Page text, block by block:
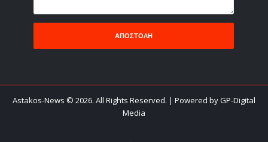
Astakos-News © 2026. All Rights Reserved. | Powered by GP-Digital
Media